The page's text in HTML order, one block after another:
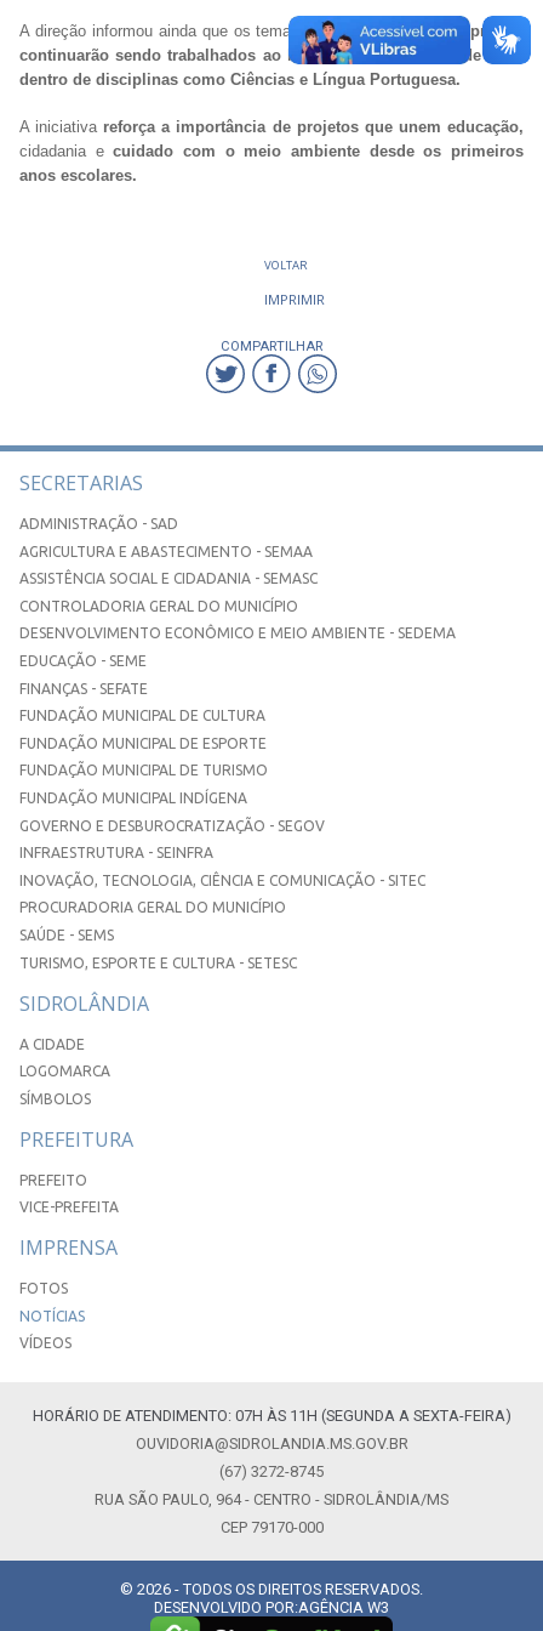
A direção informou ainda que os temas
abordados durante o projeto
continuarão sendo trabalhados ao longo do ano em sala de aula
dentro de disciplinas como Ciências e Língua Portuguesa.
A iniciativareforça a importância de projetos que unem educação,
cidadania ecuidado com o meio ambiente desde os primeiros
anos escolares.
VOLTAR
IMPRIMIR
COMPARTILHAR
SECRETARIAS
ADMINISTRAÇÃO - SAD
AGRICULTURA E ABASTECIMENTO - SEMAA
ASSISTÊNCIA SOCIAL E CIDADANIA - SEMASC
CONTROLADORIA GERAL DO MUNICÍPIO
DESENVOLVIMENTO ECONÔMICO E MEIO AMBIENTE - SEDEMA
EDUCAÇÃO - SEME
FINANÇAS - SEFATE
FUNDAÇÃO MUNICIPAL DE CULTURA
FUNDAÇÃO MUNICIPAL DE ESPORTE
FUNDAÇÃO MUNICIPAL DE TURISMO
FUNDAÇÃO MUNICIPAL INDÍGENA
GOVERNO E DESBUROCRATIZAÇÃO - SEGOV
INFRAESTRUTURA - SEINFRA
INOVAÇÃO, TECNOLOGIA, CIÊNCIA E COMUNICAÇÃO - SITEC
PROCURADORIA GERAL DO MUNICÍPIO
SAÚDE - SEMS
TURISMO, ESPORTE E CULTURA - SETESC
SIDROLÂNDIA
A CIDADE
LOGOMARCA
SÍMBOLOS
PREFEITURA
PREFEITO
VICE-PREFEITA
IMPRENSA
FOTOS
NOTÍCIAS
VÍDEOS
HORÁRIO DE ATENDIMENTO: 07H ÀS 11H (SEGUNDA A SEXTA-FEIRA)
OUVIDORIA@SIDROLANDIA.MS.GOV.BR
(67) 3272-8745
RUA SÃO PAULO, 964 - CENTRO - SIDROLÂNDIA/MS
CEP 79170-000
© 2026 - TODOS OS DIREITOS RESERVADOS.
DESENVOLVIDO POR:AGÊNCIA W3